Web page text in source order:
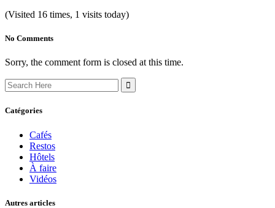
(Visited 16 times, 1 visits today)
No Comments
Sorry, the comment form is closed at this time.
Search
for:
Catégories
Cafés
Restos
Hôtels
À faire
Vidéos
Autres articles